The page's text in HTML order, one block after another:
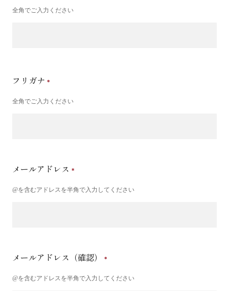
全角でご入力ください
フリガナ
全角でご入力ください
メールアドレス
@を含むアドレスを半角で入力してください
メールアドレス（確認）
@を含むアドレスを半角で入力してください